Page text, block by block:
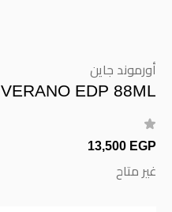
أورموند جاين
VERANO EDP 88ML
13,500 EGP
غير متاح